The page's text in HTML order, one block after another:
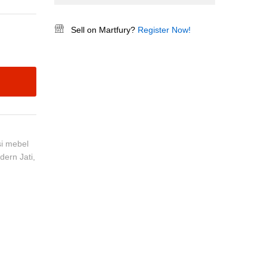
mebel
Jati
Sell on Martfury? Register Now!